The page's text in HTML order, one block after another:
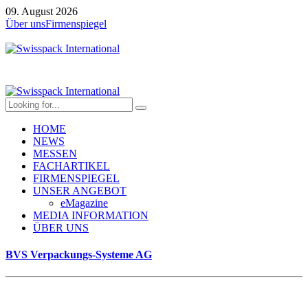
09. August 2026
Über unsFirmenspiegel
HOME
NEWS
MESSEN
FACHARTIKEL
FIRMENSPIEGEL
UNSER ANGEBOT
eMagazine
MEDIA INFORMATION
ÜBER UNS
BVS Verpackungs-Systeme AG